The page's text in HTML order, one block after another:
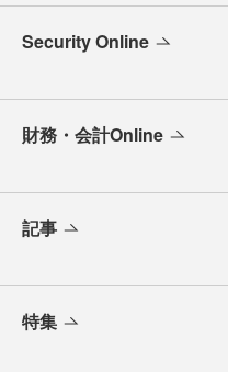
Security Online
財務・会計Online
記事
特集